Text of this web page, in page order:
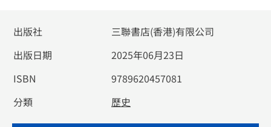
出版社
三聯書店(香港)有限公司
出版日期
2025年06月23日
ISBN
9789620457081
分類
歷史